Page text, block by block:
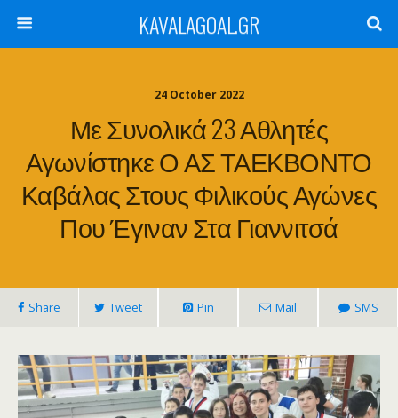
KAVALAGOAL.GR
24 October 2022
Με Συνολικά 23 Αθλητές
Αγωνίστηκε Ο ΑΣ ΤΑΕΚΒΟΝΤΟ
Καβάλας Στους Φιλικούς Αγώνες
Που Έγιναν Στα Γιαννιτσά
Share Tweet Pin Mail SMS